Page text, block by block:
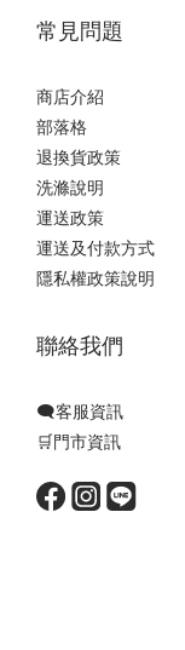
常見問題
商店介紹
部落格
退換貨政策
洗滌說明
運送政策
運送及付款方式
隱私權政策說明
聯絡我們
🗨️客服資訊
🛒門市資訊